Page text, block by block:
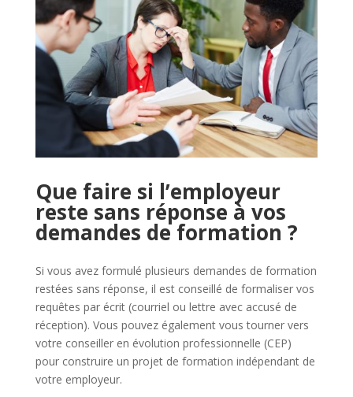
Que faire si l’employeur
reste sans réponse à vos
demandes de formation ?
Si vous avez formulé plusieurs demandes de formation
restées sans réponse, il est conseillé de formaliser vos
requêtes par écrit (courriel ou lettre avec accusé de
réception). Vous pouvez également vous tourner vers
votre conseiller en évolution professionnelle (CEP)
pour construire un projet de formation indépendant de
votre employeur.